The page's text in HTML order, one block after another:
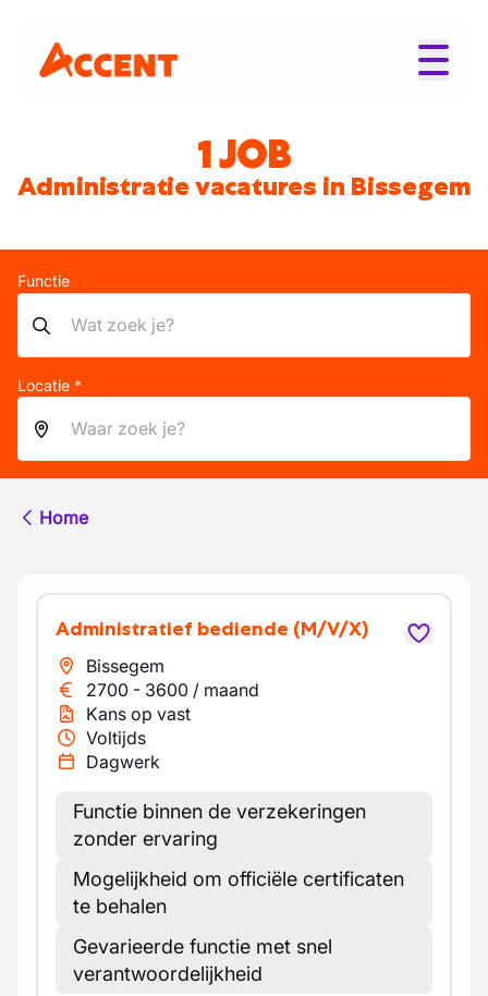
1 JOB
Administratie vacatures in Bissegem
Functie
Locatie *
Home
Administratief bediende (M/V/X)
Bissegem
2700 - 3600 / maand
Kans op vast
Voltijds
Dagwerk
Functie binnen de verzekeringen
zonder ervaring
Mogelijkheid om officiële certificaten
te behalen
Gevarieerde functie met snel
verantwoordelijkheid